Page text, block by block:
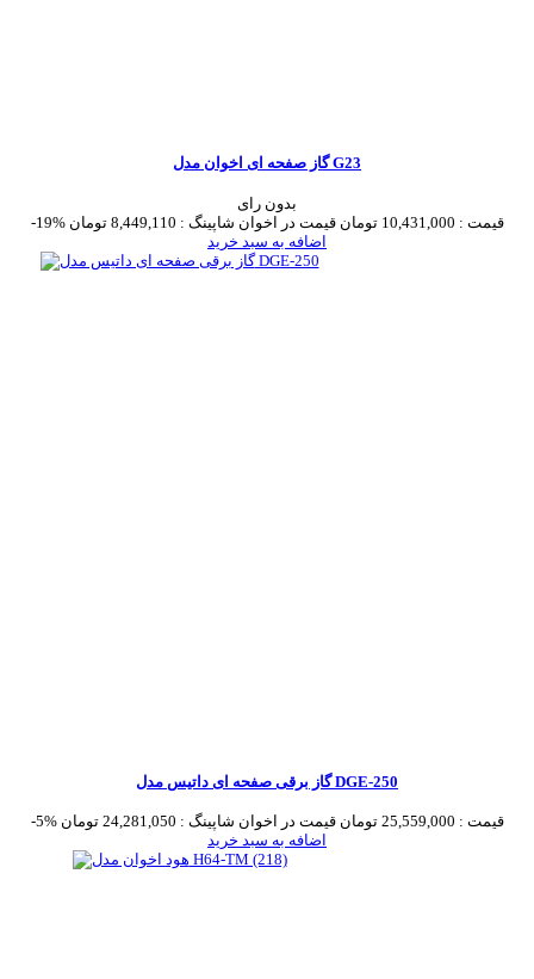
گاز صفحه ای اخوان مدل G23
بدون رای
-19%
قیمت : 10,431,000 تومان قیمت در اخوان شاپینگ : 8,449,110 تومان
اضافه به سبد خرید
گاز برقی صفحه ای داتیس مدل DGE-250
-5% قیمت : 25,559,000 تومان قیمت در اخوان شاپینگ : 24,281,050 تومان
اضافه به سبد خرید